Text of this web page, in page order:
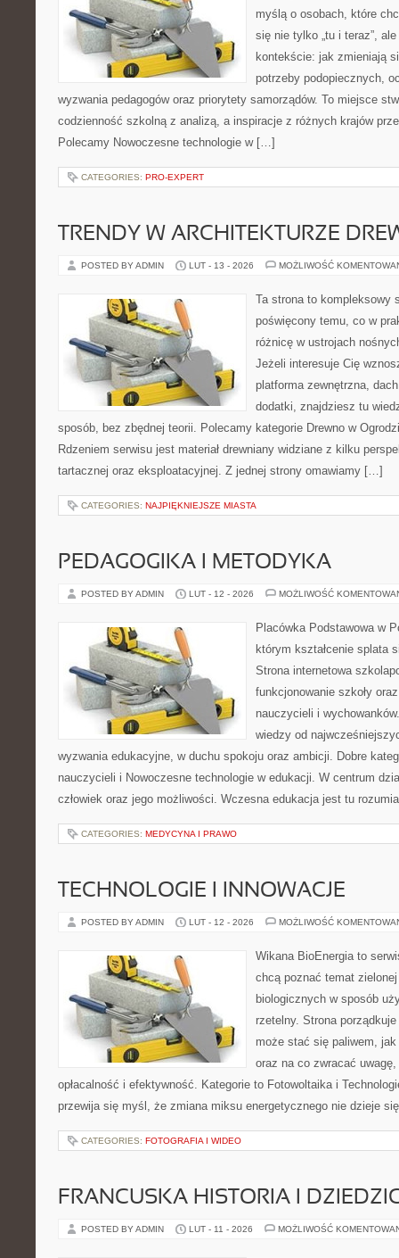
myślą o osobach, które
się nie tylko „tu i teraz”,
kontekście: jak zmieniają
potrzeby podopiecznych,
wyzwania pedagogów oraz priorytety samorządów. To miejsce
codzienność szkolną z analizą, a inspiracje z różnych krajów
Polecamy Nowoczesne technologie w […]
CATEGORIES: PRO-EXPERT
TRENDY W ARCHITEKTURZE
POSTED BY ADMIN LUT - 13 - 2026 MOŻLIWOŚĆ
Ta strona to kompleksowy
poświęcony temu, co w
różnicę w ustrojach
Jeżeli interesuje Cię
platforma zewnętrzna,
dodatki, znajdziesz tu
sposób, bez zbędnej teorii. Polecamy kategorie Drewno w
Rdzeniem serwisu jest materiał drewniany widziane z kilku
tartacznej oraz eksploatacyjnej. Z jednej strony omawiamy […]
CATEGORIES: NAJPIĘKNIEJSZE MIASTA
PEDAGOGIKA I METODYKA
POSTED BY ADMIN LUT - 12 - 2026 MOŻLIWOŚĆ
Placówka Podstawowa w
którym kształcenie splata
Strona internetowa
funkcjonowanie szkoły
nauczycieli i
wiedzy od
wyzwania edukacyjne, w duchu spokoju oraz ambicji. Dobre
nauczycieli i Nowoczesne technologie w edukacji. W centrum
człowiek oraz jego możliwości. Wczesna edukacja jest tu
CATEGORIES: MEDYCYNA I PRAWO
TECHNOLOGIE I INNOWACJE
POSTED BY ADMIN LUT - 12 - 2026 MOŻLIWOŚĆ
Wikana BioEnergia to
chcą poznać temat
biologicznych w sposób
rzetelny. Strona
może stać się paliwem,
oraz na co zwracać
opłacalność i efektywność. Kategorie to Fotowoltaika i
przewija się myśl, że zmiana miksu energetycznego nie dzieje
CATEGORIES: FOTOGRAFIA I WIDEO
FRANCUSKA HISTORIA I
POSTED BY ADMIN LUT - 11 - 2026 MOŻLIWOŚĆ